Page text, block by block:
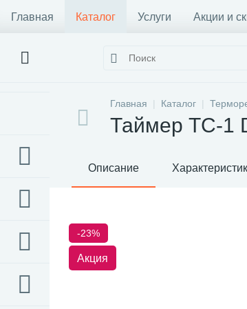
Главная Каталог Услуги Акции и
Главная Каталог
Таймер ТС-1
Описание
-23%
Акция